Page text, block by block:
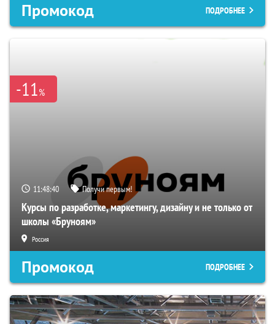
Промокод ПОДРОБНЕЕ
-11%
11:48:39 Получи первым!
Курсы по разработке, маркетингу, дизайну и не только от
школы «Бруноям»
Россия
Промокод ПОДРОБНЕЕ